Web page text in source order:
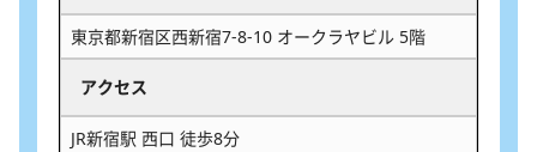
東京都新宿区西新宿7-8-10 オークラヤビル 5階
アクセス
JR新宿駅 西口 徒歩8分